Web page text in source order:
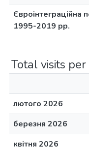
Євроінтеграційна
1995-2019 рр.
Total visits
лютого 2026
березня 2026
квітня 2026